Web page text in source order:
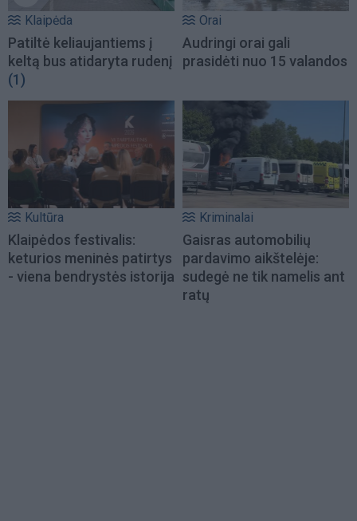
Klaipėda
Patiltė keliaujantiems į
keltą bus atidaryta rudenį
(1)
Orai
Audringi orai gali
prasidėti nuo 15 valandos
Kultūra
Klaipėdos festivalis:
keturios meninės patirtys
- viena bendrystės istorija
Kriminalai
Gaisras automobilių
pardavimo aikštelėje:
sudegė ne tik namelis ant
ratų